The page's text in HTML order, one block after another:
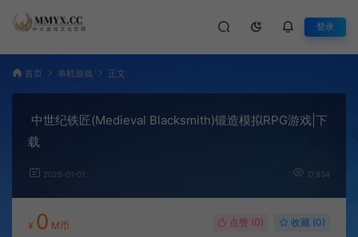
登录
首页 单机游戏 正文
中世纪铁匠(Medieval Blacksmith)锻造模拟RPG游戏|下
载
2025-01-01 17,834
¥ 0 M币 点赞 (0) 收藏 (0)